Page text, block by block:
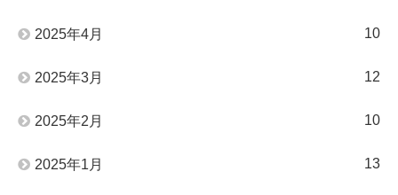
2025年4月 10
2025年3月 12
2025年2月 10
2025年1月 13